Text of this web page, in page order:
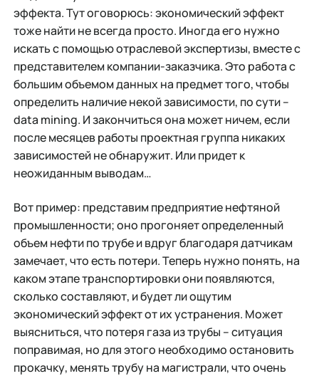
эффекта. Тут оговорюсь: экономический эффект
тоже найти не всегда просто. Иногда его нужно
искать с помощью отраслевой экспертизы, вместе с
представителем компании-заказчика. Это работа с
большим объемом данных на предмет того, чтобы
определить наличие некой зависимости, по сути –
data mining. И закончиться она может ничем, если
после месяцев работы проектная группа никаких
зависимостей не обнаружит. Или придет к
неожиданным выводам…
Вот пример: представим предприятие нефтяной
промышленности; оно прогоняет определенный
объем нефти по трубе и вдруг благодаря датчикам
замечает, что есть потери. Теперь нужно понять, на
каком этапе транспортировки они появляются,
сколько составляют, и будет ли ощутим
экономический эффект от их устранения. Может
выясниться, что потеря газа из трубы – ситуация
поправимая, но для этого необходимо остановить
прокачку, менять трубу на магистрали, что очень